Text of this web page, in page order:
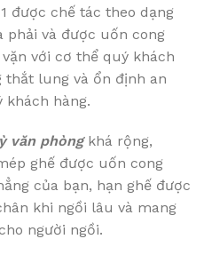
được chế tác theo dạng
phải và được uốn cong
với cơ thể quý khách
thắt lung và ổn định an
khách hàng.
văn phòngkhá rộng,
ghế được uốn cong
của bạn, hạn ghế được
khi ngồi lâu và mang
người ngồi.